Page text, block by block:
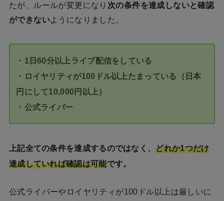
たが、ルールが変更になり 次の条件を達成しないと確認
ができないようになりました。
・1日60分以上ライブ配信をしている
・ロイヤリティが100ドル以上たまっている（日本
円にして10,000円以上）
・公式ライバー
上記全ての条件を達成するのではなく、どれか1つだけ
達成していれば確認は可能です。
公式ライバーやロイヤリティが100ドル以上は厳しいに